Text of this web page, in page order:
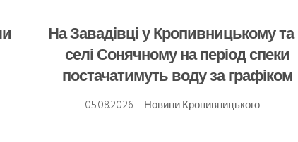
На Завадівці у Кропивницькому та
селі Сонячному на період спеки
постачатимуть воду за графіком
05.08.2026
Новини Кропивницького